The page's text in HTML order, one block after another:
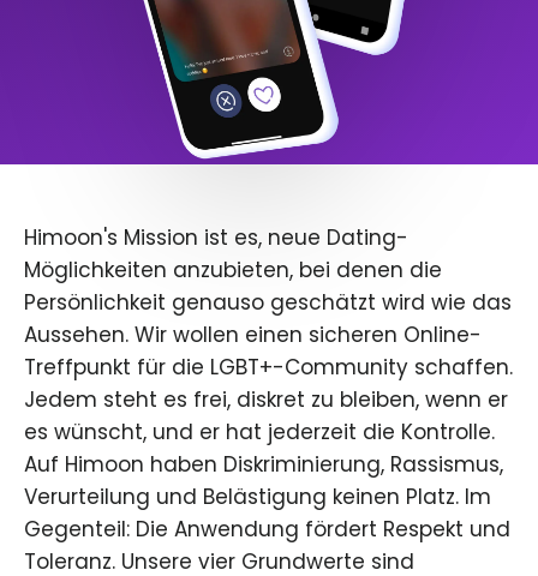
Himoon's Mission ist es, neue Dating-
Möglichkeiten anzubieten, bei denen die
Persönlichkeit genauso geschätzt wird wie das
Aussehen. Wir wollen einen sicheren Online-
Treffpunkt für die LGBT+-Community schaffen.
Jedem steht es frei, diskret zu bleiben, wenn er
es wünscht, und er hat jederzeit die Kontrolle.
Auf Himoon haben Diskriminierung, Rassismus,
Verurteilung und Belästigung keinen Platz. Im
Gegenteil: Die Anwendung fördert Respekt und
Toleranz. Unsere vier Grundwerte sind